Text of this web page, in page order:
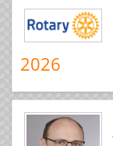
2026